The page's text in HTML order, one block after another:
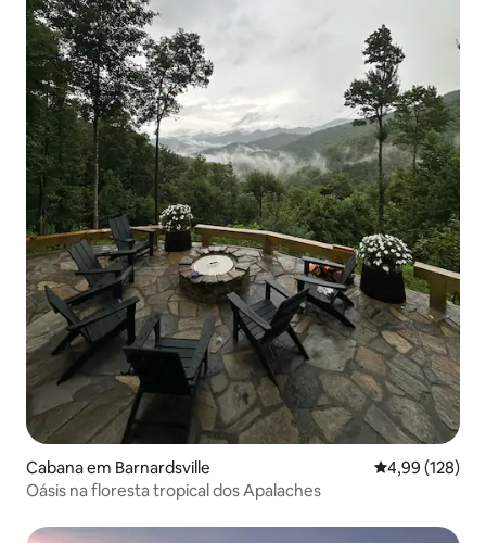
Cabana em Barnardsville Classificação
4,99 (128)
Oásis na floresta tropical dos Apalaches